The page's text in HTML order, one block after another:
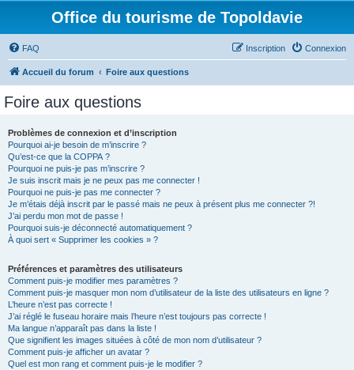
Office du tourisme de Topoldavie
FAQ Connexion
Inscription
Accueil du forum Foire aux questions
Foire aux questions
Problèmes de connexion et d’inscription
Pourquoi ai-je besoin de m’inscrire ?
Qu’est-ce que la COPPA ?
Pourquoi ne puis-je pas m’inscrire ?
Je suis inscrit mais je ne peux pas me connecter !
Pourquoi ne puis-je pas me connecter ?
Je m’étais déjà inscrit par le passé mais ne peux à présent plus me connecter ?!
J’ai perdu mon mot de passe !
Pourquoi suis-je déconnecté automatiquement ?
À quoi sert « Supprimer les cookies » ?
Préférences et paramètres des utilisateurs
Comment puis-je modifier mes paramètres ?
Comment puis-je masquer mon nom d’utilisateur de la liste des utilisateurs en ligne ?
L’heure n’est pas correcte !
J’ai réglé le fuseau horaire mais l’heure n’est toujours pas correcte !
Ma langue n’apparaît pas dans la liste !
Que signifient les images situées à côté de mon nom d’utilisateur ?
Comment puis-je afficher un avatar ?
Quel est mon rang et comment puis-je le modifier ?